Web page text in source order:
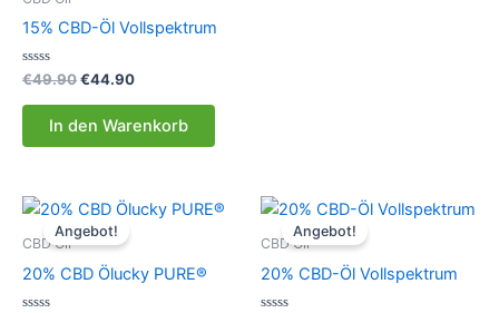
15% CBD-Öl Vollspektrum
Bewertet
0
€49.90Ursprünglicher
war:
€49.90
€44.90Aktueller
ist:
€44.90.
In den Warenkorb
Angebot!
CBD Oil
20% CBD Ölucky PURE®
Angebot!
CBD Oil
20% CBD-Öl Vollspektrum